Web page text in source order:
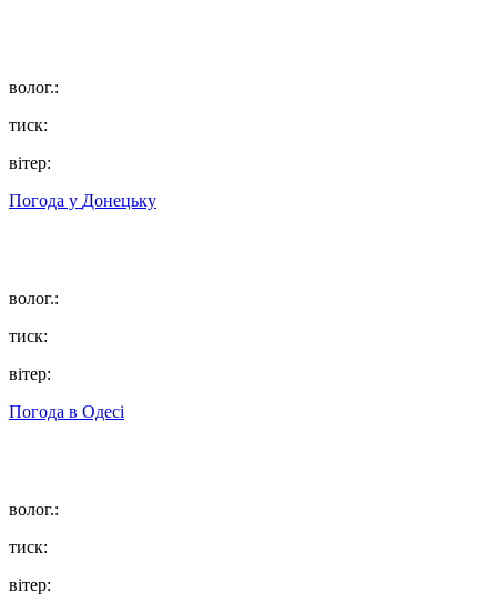
волог.:
тиск:
вітер:
Погода у Донецьку
волог.:
тиск:
вітер:
Погода в Одесі
волог.:
тиск:
вітер: